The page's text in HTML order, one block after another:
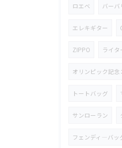
ロエベ バーバ
エレキギター
ZIPPO ライタ
オリンピック記念
トートバッグ
サンローラン
フェンディ―バッ